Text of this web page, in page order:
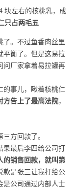
块左右的核桃乳，成
只占两毛五
了。不过鱼香肉丝里
平衡了。但是这易拉
问厂家拿着易拉罐再
的事儿，瞅着核桃仁
方告上了最高法院，
三方回款了。
果最后李四给公司打
的销售回款，就叫第
款是张三让我打给公
是公司通过内部人士